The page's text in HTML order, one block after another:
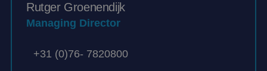
Rutger Groenendijk
Managing Director
+31 (0)76- 7820800